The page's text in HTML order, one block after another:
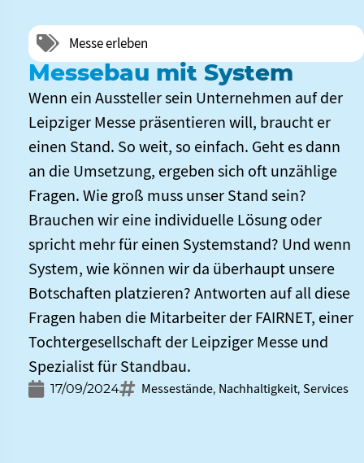
Messe erleben
Messebau mit System
Wenn ein Aussteller sein Unternehmen auf der
Leipziger Messe präsentieren will, braucht er
einen Stand. So weit, so einfach. Geht es dann
an die Umsetzung, ergeben sich oft unzählige
Fragen. Wie groß muss unser Stand sein?
Brauchen wir eine individuelle Lösung oder
spricht mehr für einen Systemstand? Und wenn
System, wie können wir da überhaupt unsere
Botschaften platzieren? Antworten auf all diese
Fragen haben die Mitarbeiter der FAIRNET, einer
Tochtergesellschaft der Leipziger Messe und
Spezialist für Standbau.
17/09/2024 Messestände, Nachhaltigkeit, Services